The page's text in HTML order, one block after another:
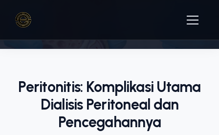
About
Products
Services
Peritonitis: Komplikasi Utama
Dialisis Peritoneal dan
Pencegahannya